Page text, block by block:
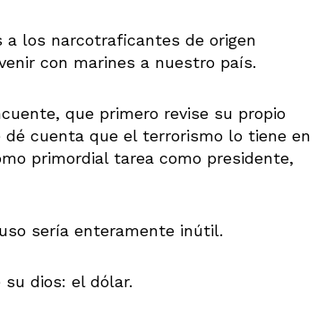
los narcotraficantes de origen
con marines a nuestro país.
que primero revise su propio
cuenta que el terrorismo lo tiene en
primordial tarea como presidente,
sería enteramente inútil.
dios: el dólar.